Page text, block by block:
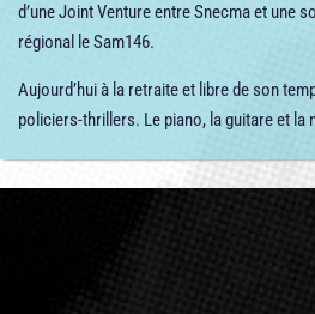
d’une Joint Venture entre Snecma et une
régional le Sam146.
Aujourd’hui à la retraite et libre de son
policiers-thrillers. Le piano, la guitare et